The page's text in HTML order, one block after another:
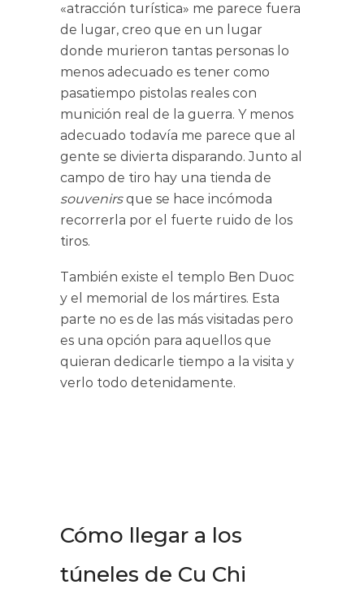
«atracción turística» me parece fuera
de lugar, creo que en un lugar
donde murieron tantas personas lo
menos adecuado es tener como
pasatiempo pistolas reales con
munición real de la guerra. Y menos
adecuado todavía me parece que al
gente se divierta disparando. Junto al
campo de tiro hay una tienda de
souvenirsque se hace incómoda
recorrerla por el fuerte ruido de los
tiros.
También existe el templo Ben Duoc
y el memorial de los mártires. Esta
parte no es de las más visitadas pero
es una opción para aquellos que
quieran dedicarle tiempo a la visita y
verlo todo detenidamente.
Cómo llegar a los
túneles de Cu Chi